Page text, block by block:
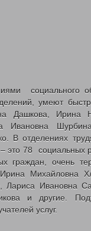
социального
умеют
Дашкова, Ирина
Ивановна
В отделениях
это 78 социальных
граждан, очень
Ирина Михайловна
Лариса Ивановна
и другие.
услуг.